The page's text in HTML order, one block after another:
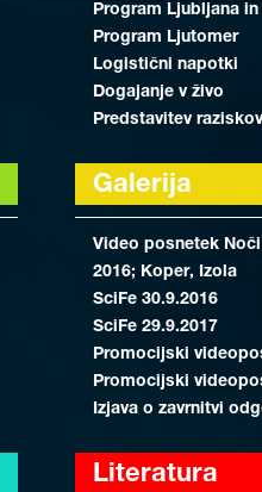
Program Ljubljana
Program Ljutomer
Logistični napotki
Dogajanje v živo
Predstavitev
Galerija
Video posnetek
2016; Koper, Izola
SciFe 30.9.2016
SciFe 29.9.2017
Promocijski
Promocijski
Izjava o zavrnitvi
Literatura